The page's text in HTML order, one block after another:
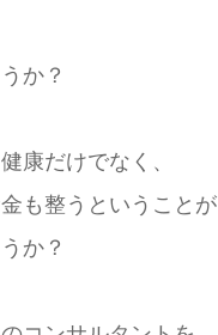
か？
康だけでなく、
も整うということが
か？